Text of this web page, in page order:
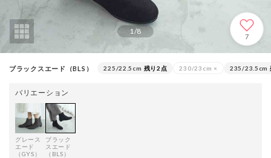
1/8
7
ブラックスエード（BLS） 225/22.5cm 残り2点 230/23cm × 235/23.5cm
バリエーション
グレース
エード
（GYS）
ブラック
スエード
（BLS）